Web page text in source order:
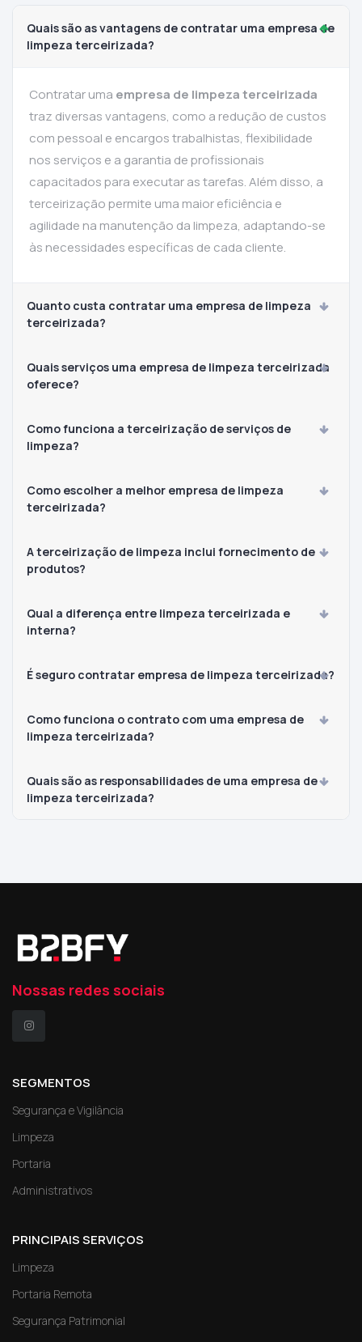
Quais são as vantagens de contratar uma empresa de
limpeza terceirizada?
Contratar uma empresa de limpeza terceirizada
traz diversas vantagens, como a redução de custos
com pessoal e encargos trabalhistas, flexibilidade
nos serviços e a garantia de profissionais
capacitados para executar as tarefas. Além disso, a
terceirização permite uma maior eficiência e
agilidade na manutenção da limpeza, adaptando-se
às necessidades específicas de cada cliente.
Quanto custa contratar uma empresa de limpeza
terceirizada?
Quais serviços uma empresa de limpeza terceirizada
oferece?
Como funciona a terceirização de serviços de
limpeza?
Como escolher a melhor empresa de limpeza
terceirizada?
A terceirização de limpeza inclui fornecimento de
produtos?
Qual a diferença entre limpeza terceirizada e
interna?
É seguro contratar empresa de limpeza terceirizada?
Como funciona o contrato com uma empresa de
limpeza terceirizada?
Quais são as responsabilidades de uma empresa de
limpeza terceirizada?
Nossas redes sociais
SEGMENTOS
Segurança e Vigilância
Limpeza
Portaria
Administrativos
PRINCIPAIS SERVIÇOS
Limpeza
Portaria Remota
Segurança Patrimonial